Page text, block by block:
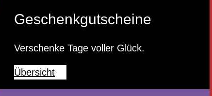
Geschenkgutscheine
Verschenke Tage voller Glück.
Übersicht